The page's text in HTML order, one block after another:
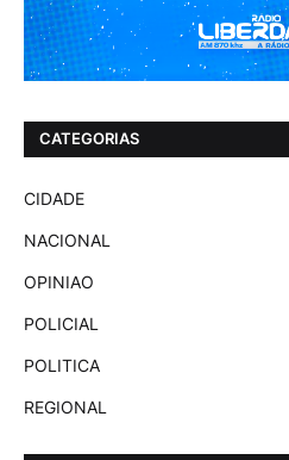
CATEGORIAS
CIDADE
NACIONAL
OPINIAO
POLICIAL
POLITICA
REGIONAL